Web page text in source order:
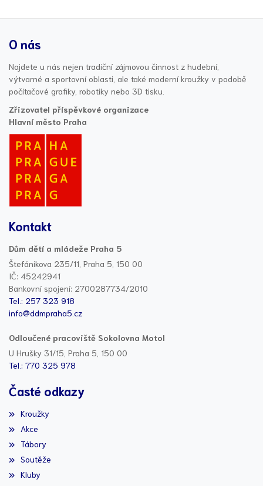
O nás
Najdete u nás nejen tradiční zájmovou činnost z hudební,
výtvarné a sportovní oblasti, ale také moderní kroužky v podobě
počítačové grafiky, robotiky nebo 3D tisku.
Zřizovatel příspěvkové organizace
Hlavní město Praha
Kontakt
Dům dětí a mládeže Praha 5
Štefánikova 235/11, Praha 5, 150 00
IČ: 45242941
Bankovní spojení: 2700287734/2010
Tel.: 257 323 918
info@ddmpraha5.cz
Odloučené pracoviště Sokolovna Motol
U Hrušky 31/15, Praha 5, 150 00
Tel.: 770 325 978
Časté odkazy
Kroužky
Akce
Tábory
Soutěže
Kluby